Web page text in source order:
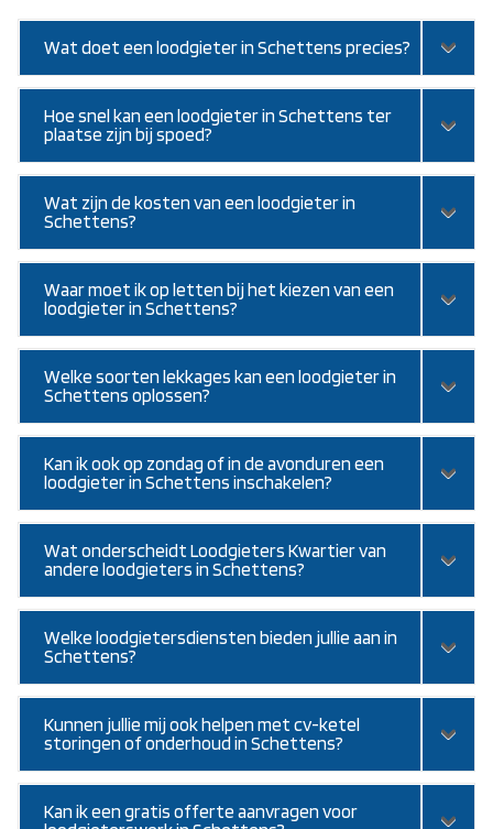
Wat doet een loodgieter in Schettens precies?
Hoe snel kan een loodgieter in Schettens ter
plaatse zijn bij spoed?
Wat zijn de kosten van een loodgieter in
Schettens?
Waar moet ik op letten bij het kiezen van een
loodgieter in Schettens?
Welke soorten lekkages kan een loodgieter in
Schettens oplossen?
Kan ik ook op zondag of in de avonduren een
loodgieter in Schettens inschakelen?
Wat onderscheidt Loodgieters Kwartier van
andere loodgieters in Schettens?
Welke loodgietersdiensten bieden jullie aan in
Schettens?
Kunnen jullie mij ook helpen met cv-ketel
storingen of onderhoud in Schettens?
Kan ik een gratis offerte aanvragen voor